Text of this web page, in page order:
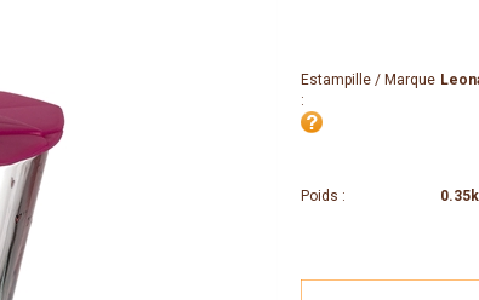
Estampille / Marque
:
Poids :